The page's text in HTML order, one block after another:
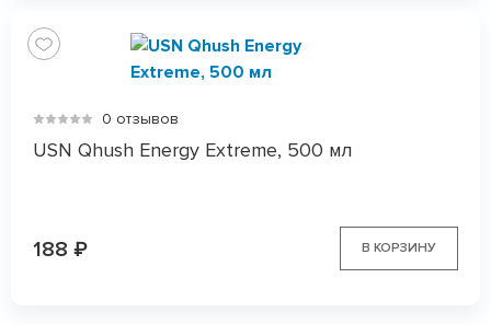
0 отзывов
USN Qhush Energy Extreme, 500 мл
188 ₽ В КОРЗИНУ